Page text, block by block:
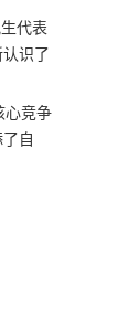
代表
识了
心竞争
自